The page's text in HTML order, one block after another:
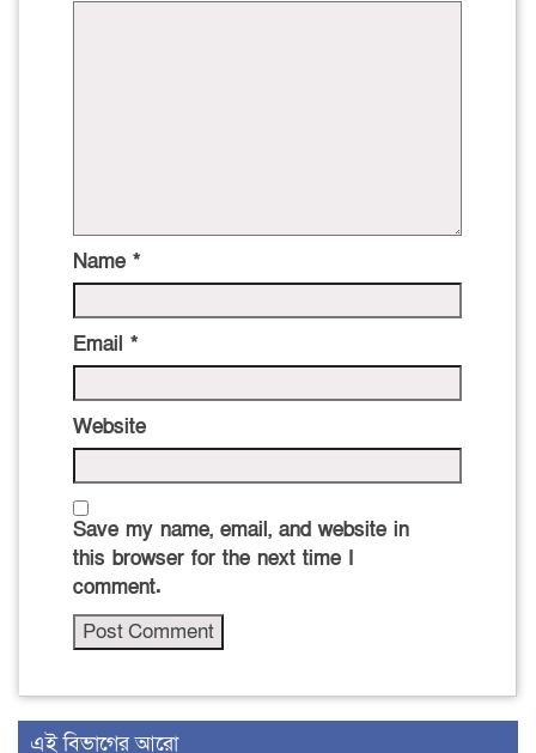
Name *
Email *
Website
Save my name, email, and website in
this browser for the next time I
comment.
এই বিভাগের আরো